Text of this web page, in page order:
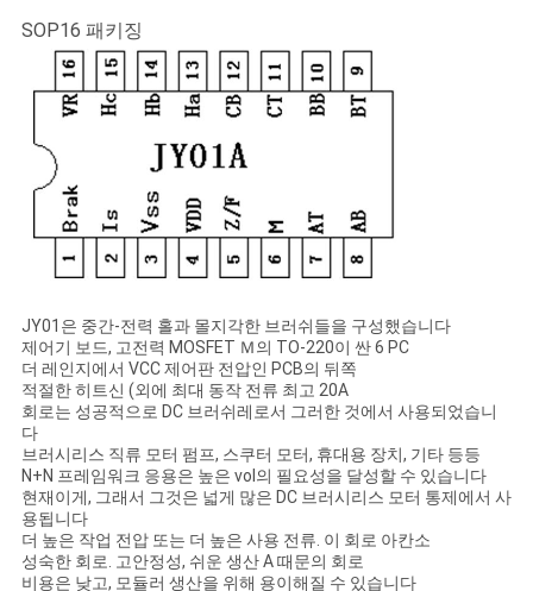
사
정
보
보
호
정
SOP16 패키징
JY01은 중간-전력 홀과 몰지각한 브러쉬들을 구성했습니다
제어기 보드, 고전력 MOSFET Ｍ의 TO-220이 싼 6 PC
더 레인지에서 VCC 제어판 전압인 PCB의 뒤쪽
적절한 히트신 (외에 최대 동작 전류 최고 20A
회로는 성공적으로 DC 브러쉬레로서 그러한 것에서 사용되었습니
다
브러시리스 직류 모터 펌프, 스쿠터 모터, 휴대용 장치, 기타 등등
N+N 프레임워크 응용은 높은 vol의 필요성을 달성할 수 있습니다
현재이게, 그래서 그것은 넓게 많은 DC 브러시리스 모터 통제에서 사
용됩니다
더 높은 작업 전압 또는 더 높은 사용 전류. 이 회로 아칸소
성숙한 회로. 고안정성, 쉬운 생산 A 때문의 회로
비용은 낮고, 모듈러 생산을 위해 용이해질 수 있습니다